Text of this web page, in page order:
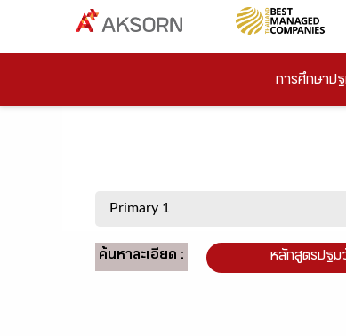
การศึกษาป
ค้นหาละเอียด : หลักสูตรปฐม